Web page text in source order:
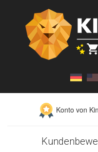
Konto von